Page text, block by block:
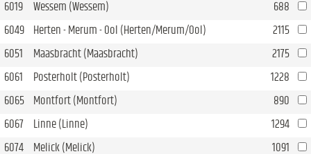
6019
Wessem (Wessem)
688
6049
Herten - Merum - Ool (Herten/Merum/Ool)
2115
6051
Maasbracht (Maasbracht)
2175
6061
Posterholt (Posterholt)
1228
6065
Montfort (Montfort)
890
6067
Linne (Linne)
1294
6074
Melick (Melick)
1091